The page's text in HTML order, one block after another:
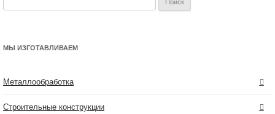
МЫ ИЗГОТАВЛИВАЕМ
Металлообработка
Строительные конструкции